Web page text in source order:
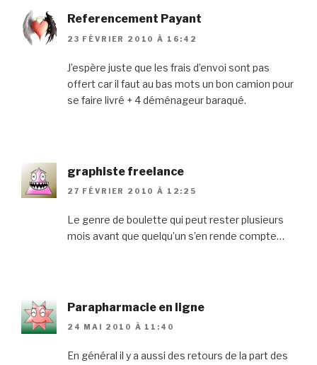
Referencement Payant
23 FÉVRIER 2010 À 16:42
J’espère juste que les frais d’envoi sont pas
offert car il faut au bas mots un bon camion pour
se faire livré + 4 déménageur baraqué.
graphiste freelance
27 FÉVRIER 2010 À 12:25
Le genre de boulette qui peut rester plusieurs
mois avant que quelqu’un s’en rende compte…
Parapharmacie en ligne
24 MAI 2010 À 11:40
En général il y a aussi des retours de la part des